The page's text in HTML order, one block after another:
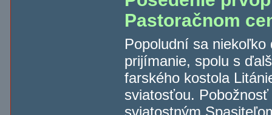
Pastoračnom
Popoludní sa
prijímanie, spolu s
farského kostola
sviatosťou.